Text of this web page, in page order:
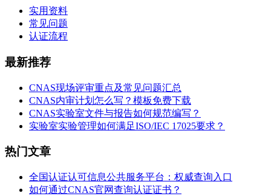
实用资料
常见问题
认证流程
最新推荐
CNAS现场评审重点及常见问题汇总
CNAS内审计划怎么写？模板免费下载
CNAS实验室文件与报告如何规范编写？
实验室实验管理如何满足ISO/IEC 17025要求？
热门文章
全国认证认可信息公共服务平台：权威查询入口
如何通过CNAS官网查询认证证书？